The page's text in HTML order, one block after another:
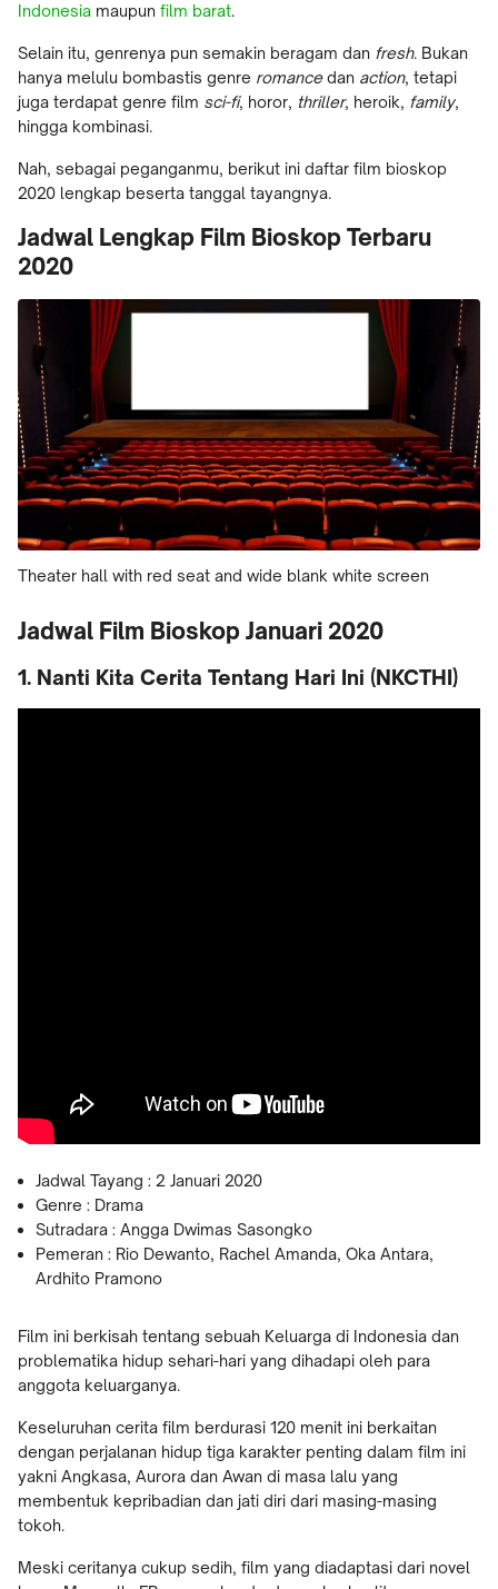
Indonesia maupun film barat.
Selain itu, genrenya pun semakin beragam dan fresh. Bukan
hanya melulu bombastis genre romancedan action, tetapi
juga terdapat genre film sci-fi, horor, thriller, heroik, family,
hingga kombinasi.
Nah, sebagai peganganmu, berikut ini daftar film bioskop
2020 lengkap beserta tanggal tayangnya.
Jadwal Lengkap Film Bioskop Terbaru
2020
Theater hall with red seat and wide blank white screen
Jadwal Film Bioskop Januari 2020
1. Nanti Kita Cerita Tentang Hari Ini (NKCTHI)
Jadwal Tayang : 2 Januari 2020
Genre : Drama
Sutradara : Angga Dwimas Sasongko
Pemeran : Rio Dewanto, Rachel Amanda, Oka Antara,
Ardhito Pramono
Film ini berkisah tentang sebuah Keluarga di Indonesia dan
problematika hidup sehari-hari yang dihadapi oleh para
anggota keluarganya.
Keseluruhan cerita film berdurasi 120 menit ini berkaitan
dengan perjalanan hidup tiga karakter penting dalam film ini
yakni Angkasa, Aurora dan Awan di masa lalu yang
membentuk kepribadian dan jati diri dari masing-masing
tokoh.
Meski ceritanya cukup sedih, film yang diadaptasi dari novel